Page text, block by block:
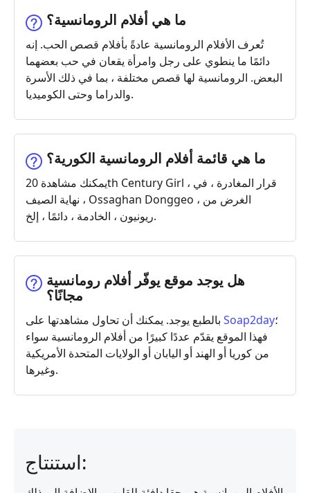
ما هي أفلام الرومانسية؟
تُعرف الأفلام الرومانسية عادةً بأفلام قصص الحب. إنه
دائمًا ما ينطوي على رجل وامرأة يقعان في حب بعضهما
البعض. الرومانسية لها قصص مختلفة ، بما في ذلك الأسرة
والدراما وحتى الكوميديا.
ما هي قائمة أفلام الرومانسية الكورية؟
يمكنك مشاهدة 20th Century Girl ، قرار المغادرة ، في
نهاية الصيف ، Ossaghan Donggeo ، الغرض من
ريونيون ، الخادمة ، دائمًا ، إلخ.
هل يوجد موقع يوفّر أفلام رومانسية
مجانًا؟
Soap2day؛
فهذا الموقع يقدّم عددًا كبيرًا من أفلام الرومانسية سواء
من كوريا أو الهند أو اليابان أو الولايات المتحدة الأمريكية
وغيرها.
استنتاج: